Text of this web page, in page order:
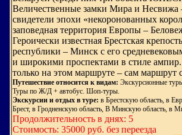
Величественные замки Мира и Несвижа
свидетели эпохи «некоронованных
заповедная территория Европы –
Героически известная Брестская
республики – Минск с его
и широкими проспектами в стиле
только на этом маршруте – сам маршрут
Путешествие относится к видам: Экскурсионные
Туры по Ж/Д + автобус. Шоп-туры.
Экскурсии и отдых в туре: в Брестскую область, в
Брест, в Гродненскую область, В Минскую область, в
Продолжительность в днях: 5
Стоимость: 35000 руб. без переезда